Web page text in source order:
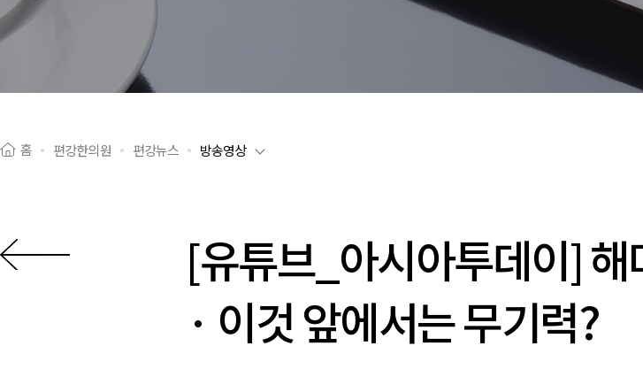
홈 편강한의원 편강뉴스 방송영상
이전으로
[유튜브_아시아투데이] 해
· 이것 앞에서는 무기력?